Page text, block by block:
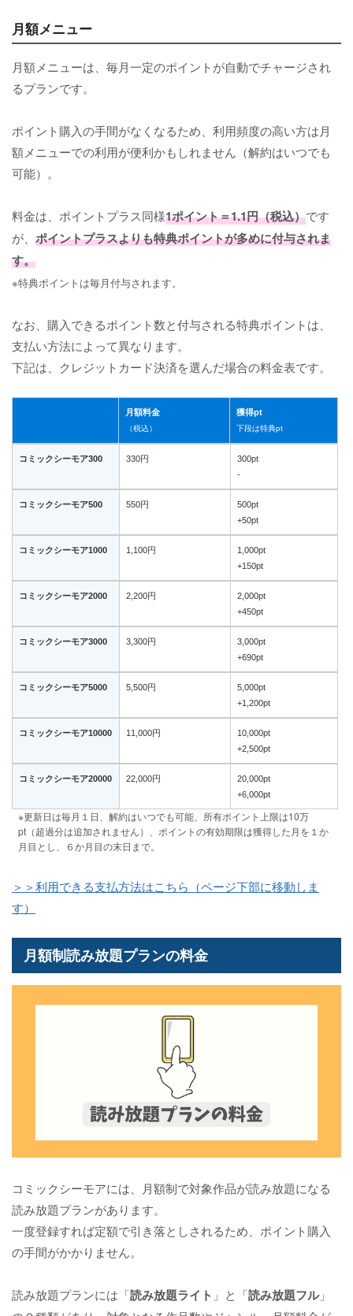
月額メニュー
月額メニューは、毎月一定のポイントが自動でチャージされ
るプランです。
ポイント購入の手間がなくなるため、利用頻度の高い方は月
額メニューでの利用が便利かもしれません（解約はいつでも
可能）。
料金は、ポイントプラス同様1ポイント＝1.1円（税込）です
が、 ポイントプラスよりも特典ポイントが多めに付与されま
す。
※特典ポイントは毎月付与されます。
なお、購入できるポイント数と付与される特典ポイントは、
支払い方法によって異なります。
下記は、クレジットカード決済を選んだ場合の料金表です。
月額料金
（税込）
獲得pt
下段は特典pt
コミックシーモア300 330円
300pt
-
コミックシーモア500 550円
500pt
+50pt
コミックシーモア1000 1,100円
1,000pt
+150pt
コミックシーモア2000 2,200円
2,000pt
+450pt
コミックシーモア3000 3,300円
3,000pt
+690pt
コミックシーモア5000 5,500円
5,000pt
+1,200pt
コミックシーモア10000 11,000円
10,000pt
+2,500pt
コミックシーモア20000 22,000円
20,000pt
+6,000pt
※更新日は毎月１日、解約はいつでも可能、所有ポイント上限は10万
pt（超過分は追加されません）、ポイントの有効期限は獲得した月を１か
月目とし、６か月目の末日まで。
＞＞利用できる支払方法はこちら（ページ下部に移動しま
す）
月額制読み放題プランの料金
コミックシーモアには、月額制で対象作品が読み放題になる
読み放題プランがあります。
一度登録すれば定額で引き落としされるため、ポイント購入
の手間がかかりません。
読み放題プランには「読み放題ライト 」と「読み放題フル」